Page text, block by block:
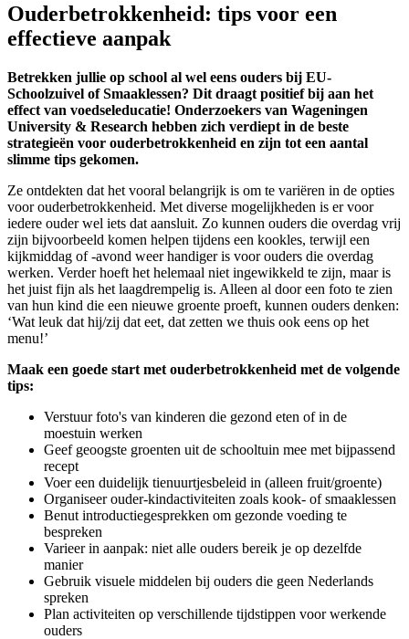
Ouderbetrokkenheid: tips voor een
effectieve aanpak
Betrekken jullie op school al wel eens ouders bij EU-
Schoolzuivel of Smaaklessen? Dit draagt positief bij aan het
effect van voedseleducatie! Onderzoekers van Wageningen
University & Research hebben zich verdiept in de beste
strategieën voor ouderbetrokkenheid en zijn tot een aantal
slimme tips gekomen.
Ze ontdekten dat het vooral belangrijk is om te variëren in de opties
voor ouderbetrokkenheid. Met diverse mogelijkheden is er voor
iedere ouder wel iets dat aansluit. Zo kunnen ouders die overdag vrij
zijn bijvoorbeeld komen helpen tijdens een kookles, terwijl een
kijkmiddag of -avond weer handiger is voor ouders die overdag
werken. Verder hoeft het helemaal niet ingewikkeld te zijn, maar is
het juist fijn als het laagdrempelig is. Alleen al door een foto te zien
van hun kind die een nieuwe groente proeft, kunnen ouders denken:
‘Wat leuk dat hij/zij dat eet, dat zetten we thuis ook eens op het
menu!’
Maak een goede start met ouderbetrokkenheid met de volgende
tips:
Verstuur foto's van kinderen die gezond eten of in de
moestuin werken
Geef geoogste groenten uit de schooltuin mee met bijpassend
recept
Voer een duidelijk tienuurtjesbeleid in (alleen fruit/groente)
Organiseer ouder-kindactiviteiten zoals kook- of smaaklessen
Benut introductiegesprekken om gezonde voeding te
bespreken
Varieer in aanpak: niet alle ouders bereik je op dezelfde
manier
Gebruik visuele middelen bij ouders die geen Nederlands
spreken
Plan activiteiten op verschillende tijdstippen voor werkende
ouders